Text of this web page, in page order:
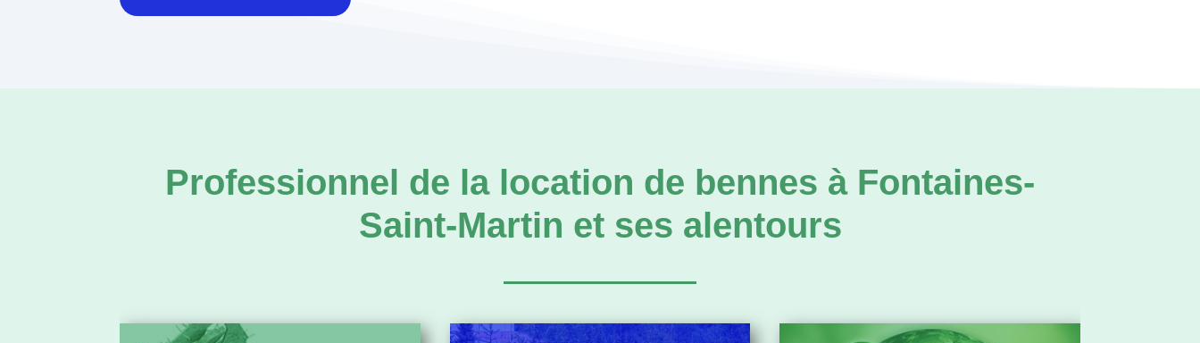
Professionnel de la location de bennes à Fontaines-
Saint-Martin et ses alentours